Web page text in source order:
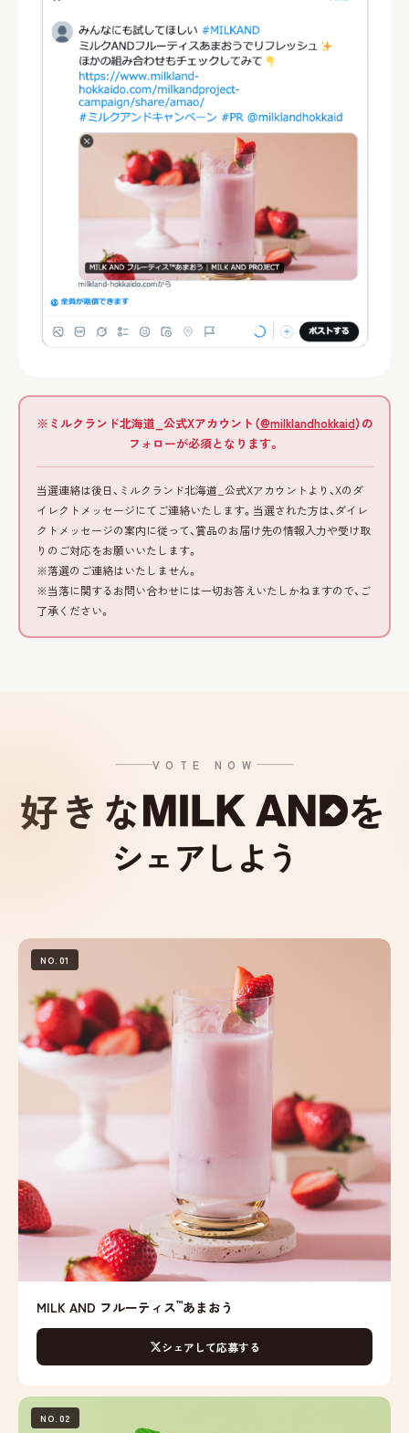
※ミルクランド北海道_公式Xアカウント（@milklandhokkaid）の
フォローが必須となります。
当選連絡は後日、ミルクランド北海道_公式Xアカウントより、Xのダ
イレクトメッセージにてご連絡いたします。当選された方は、ダイレ
クトメッセージの案内に従って、賞品のお届け先の情報入力や受け取
りのご対応をお願いいたします。
※落選のご連絡はいたしません。
※当落に関するお問い合わせには一切お答えいたしかねますので、ご
了承ください。
VOTE NOW
好きな を
シェアしよう
NO.01
MILK AND フルーティス™あまおう
シェアして応募する
NO.02